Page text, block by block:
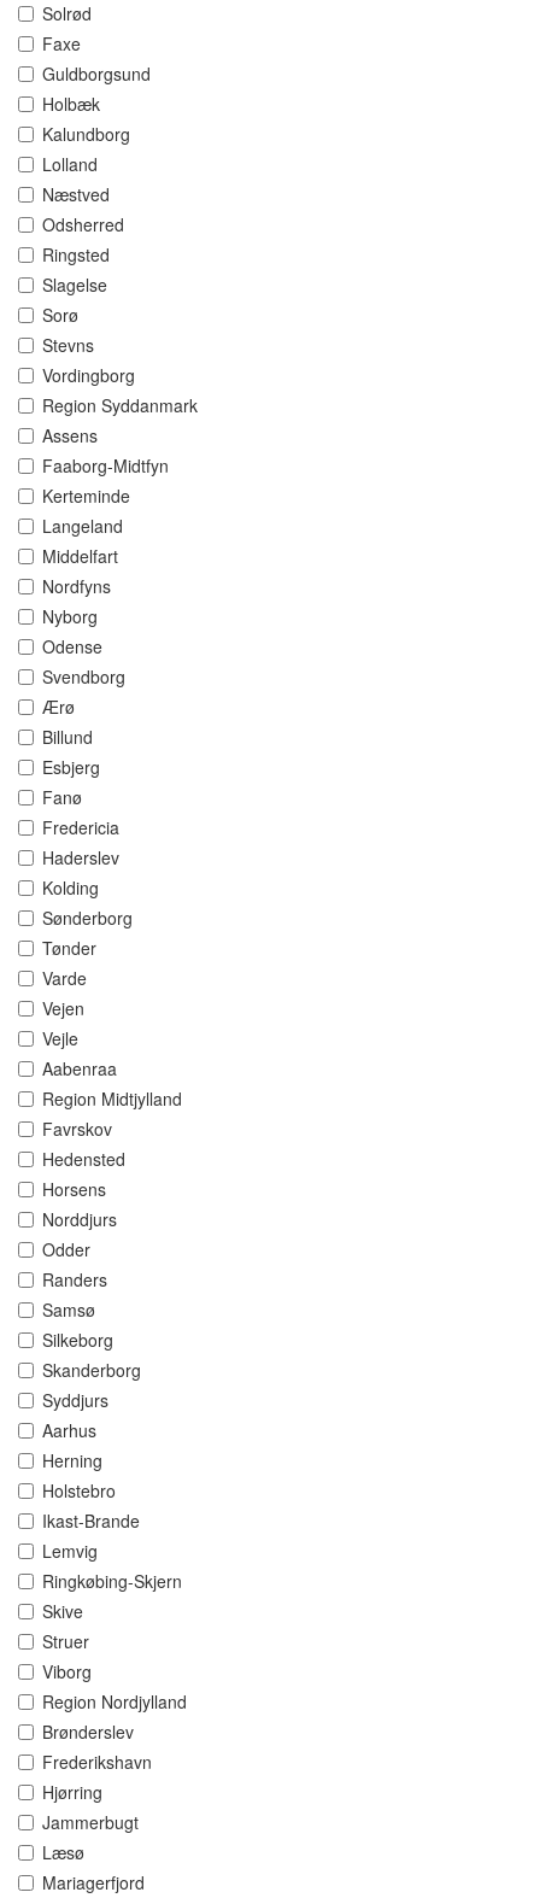
Solrød
Faxe
Guldborgsund
Holbæk
Kalundborg
Lolland
Næstved
Odsherred
Ringsted
Slagelse
Sorø
Stevns
Vordingborg
Region Syddanmark
Assens
Faaborg-Midtfyn
Kerteminde
Langeland
Middelfart
Nordfyns
Nyborg
Odense
Svendborg
Ærø
Billund
Esbjerg
Fanø
Fredericia
Haderslev
Kolding
Sønderborg
Tønder
Varde
Vejen
Vejle
Aabenraa
Region Midtjylland
Favrskov
Hedensted
Horsens
Norddjurs
Odder
Randers
Samsø
Silkeborg
Skanderborg
Syddjurs
Aarhus
Herning
Holstebro
Ikast-Brande
Lemvig
Ringkøbing-Skjern
Skive
Struer
Viborg
Region Nordjylland
Brønderslev
Frederikshavn
Hjørring
Jammerbugt
Læsø
Mariagerfjord